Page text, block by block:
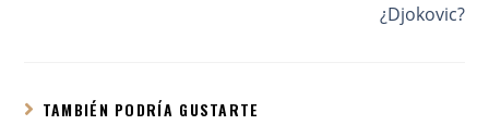
¿Djokovic?
TAMBIÉN PODRÍA GUSTARTE